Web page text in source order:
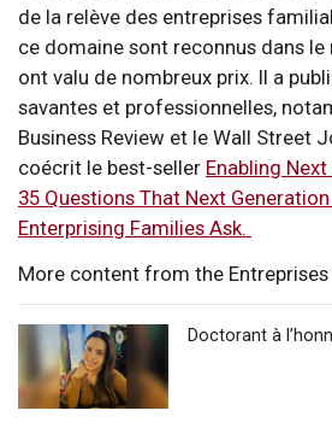
de la relève des entreprises
ce domaine sont reconnus dans
ont valu de nombreux prix. Il a
savantes et professionnelles,
Business Review et le Wall Street
coécrit le best-seller Enabling
35 Questions That Next
Enterprising Families Ask.
More content from the
Doctorant à